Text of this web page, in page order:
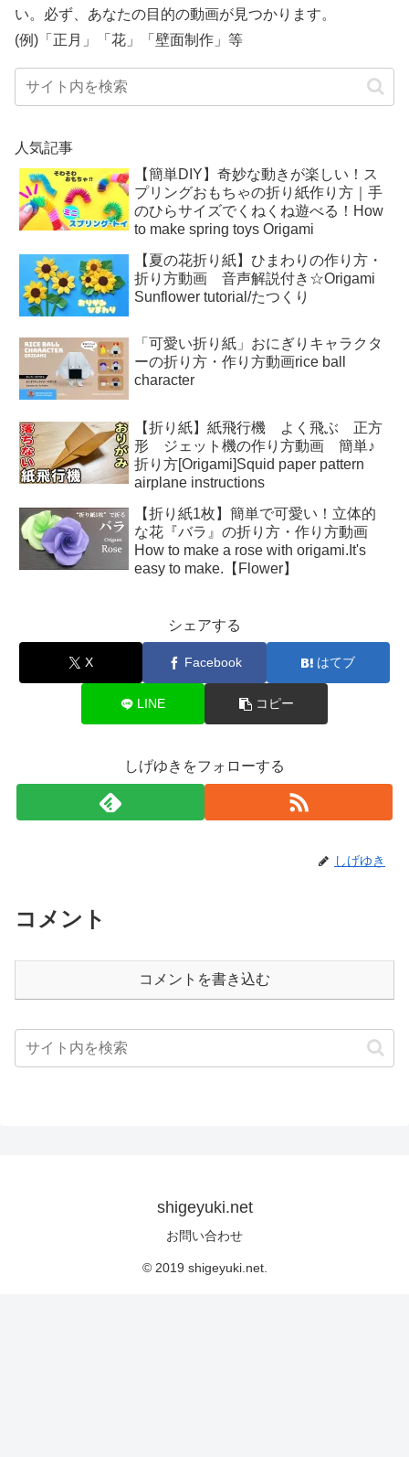
い。必ず、あなたの目的の動画が見つかります。
(例)「正月」「花」「壁面制作」等
人気記事
【簡単DIY】奇妙な動きが楽しい！ス
プリングおもちゃの折り紙作り方｜手
のひらサイズでくねくね遊べる！How
to make spring toys Origami
【夏の花折り紙】ひまわりの作り方・
折り方動画 音声解説付き☆Origami
Sunflower tutorial/たつくり
「可愛い折り紙」おにぎりキャラクタ
ーの折り方・作り方動画rice ball
character
【折り紙】紙飛行機 よく飛ぶ 正方
形 ジェット機の作り方動画 簡単♪
折り方[Origami]Squid paper pattern
airplane instructions
【折り紙1枚】簡単で可愛い！立体的
な花『バラ』の折り方・作り方動画
How to make a rose with origami.It's
easy to make.【Flower】
シェアする
X Facebook はてブ
LINE コピー
しげゆきをフォローする
しげゆき
コメント
コメントを書き込む
shigeyuki.net
お問い合わせ
© 2019 shigeyuki.net.